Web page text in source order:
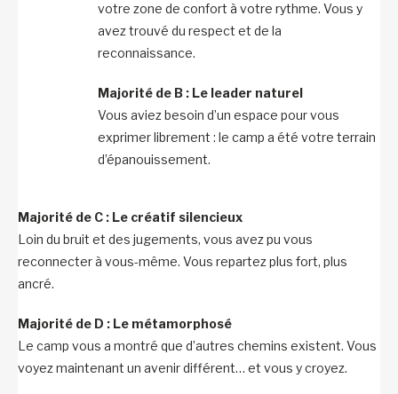
votre zone de confort à votre rythme. Vous y
avez trouvé du respect et de la
reconnaissance.
Majorité de B : Le leader naturel
Vous aviez besoin d’un espace pour vous
exprimer librement : le camp a été votre terrain
d’épanouissement.
Majorité de C : Le créatif silencieux
Loin du bruit et des jugements, vous avez pu vous
reconnecter à vous-même. Vous repartez plus fort, plus
ancré.
Majorité de D : Le métamorphosé
Le camp vous a montré que d’autres chemins existent. Vous
voyez maintenant un avenir différent… et vous y croyez.